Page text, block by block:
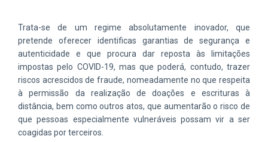
Trata-se de um regime absolutamente inovador, que
pretende oferecer identificas garantias de segurança e
autenticidade e que procura dar reposta às limitações
impostas pelo COVID-19, mas que poderá, contudo, trazer
riscos acrescidos de fraude, nomeadamente no que respeita
à permissão da realização de doações e escrituras à
distância, bem como outros atos, que aumentarão o risco de
que pessoas especialmente vulneráveis possam vir a ser
coagidas por terceiros.